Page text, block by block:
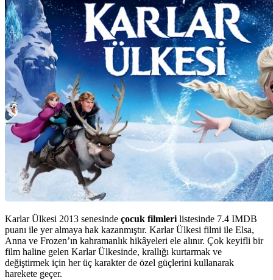
Karlar Ülkesi 2013 senesinde çocuk filmleri listesinde 7.4 IMDB
puanı ile yer almaya hak kazanmıştır. Karlar Ülkesi filmi ile Elsa,
Anna ve Frozen’ın kahramanlık hikâyeleri ele alınır. Çok keyifli bir
film haline gelen Karlar Ülkesinde, krallığı kurtarmak ve
değiştirmek için her üç karakter de özel güçlerini kullanarak
harekete geçer.